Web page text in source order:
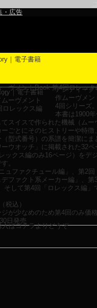
・広告
ル
ヴメントBook 第4回ロレック
アンティー
作ムーヴメ
4回シリーズ
本書は1900
てスイスで作られた機械（ムー
ーごとにそのヒストリーや特徴
（型式番号）の系譜を簡潔にま
ーウオッチ」に掲載された32
レックス編のみ16ページ）をデ
。
ュファクチュール編」、第2
デファクト系メーカー編」、第
そして第4回「ロレックス編」
税込）
ジが少なめのため第4回のみ価
日発売
入はコチラよりどうぞ